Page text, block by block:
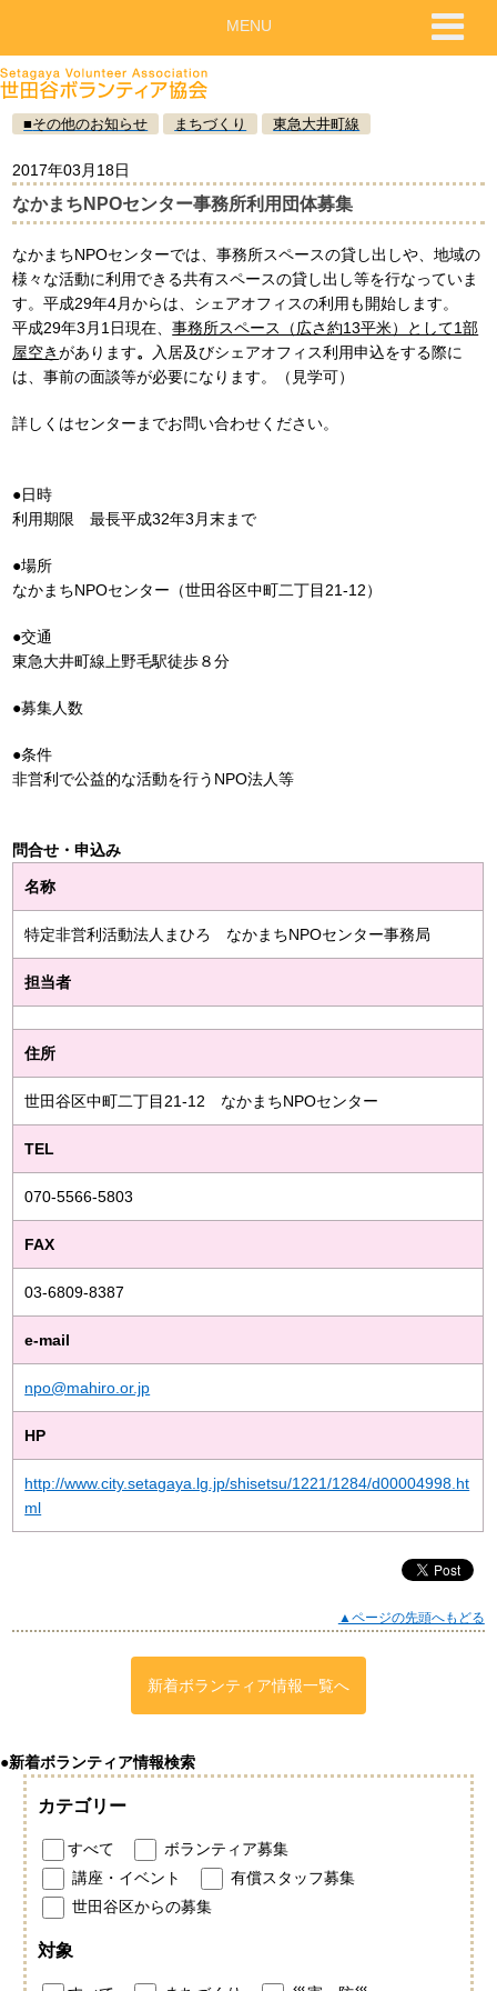
■その他のお知らせ まちづくり 東急大井町線
2017年03月18日
なかまちNPOセンター事務所利用団体募集
なかまちNPOセンターでは、事務所スペースの貸し出しや、地域の
様々な活動に利用できる共有スペースの貸し出し等を行なっていま
す。平成29年4月からは、シェアオフィスの利用も開始します。
平成29年3月1日現在、事務所スペース（広さ約13平米）として1部
屋空きがあります。
入居及びシェアオフィス利用申込をする際に
は、事前の面談等が必要になります。（見学可）
詳しくはセンターまでお問い合わせください。
●日時
利用期限 最長平成32年3月末まで
●場所
なかまちNPOセンター（世田谷区中町二丁目21-12）
●交通
東急大井町線上野毛駅徒歩８分
●募集人数
●条件
非営利で公益的な活動を行うNPO法人等
問合せ・申込み
名称
特定非営利活動法人まひろ なかまちNPOセンター事務局
担当者
住所
世田谷区中町二丁目21-12 なかまちNPOセンター
TEL
070-5566-5803
FAX
03-6809-8387
e-mail
npo@mahiro.or.jp
HP
http://www.city.setagaya.lg.jp/shisetsu/1221/1284/d00004998.ht
ml
▲ページの先頭へもどる
新着ボランティア情報一覧へ
●新着ボランティア情報検索
カテゴリー
すべて
ボランティア募集
講座・イベント
有償スタッフ募集
世田谷区からの募集
対象
MENU